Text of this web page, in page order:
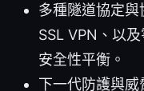
多種隧道協定與
SSL VPN、以
安全性平衡。
下一代防護與